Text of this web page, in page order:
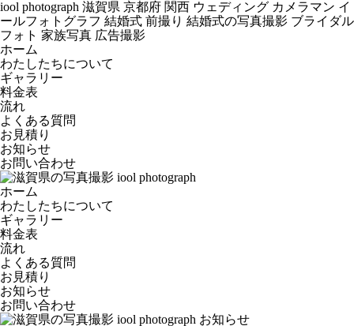
iool photograph 滋賀県 京都府 関西 ウェディング カメラマン イ
ールフォトグラフ 結婚式 前撮り 結婚式の写真撮影 ブライダル
フォト 家族写真 広告撮影
ホーム
わたしたちについて
ギャラリー
料金表
流れ
よくある質問
お見積り
お知らせ
お問い合わせ
ホーム
わたしたちについて
ギャラリー
料金表
流れ
よくある質問
お見積り
お知らせ
お問い合わせ